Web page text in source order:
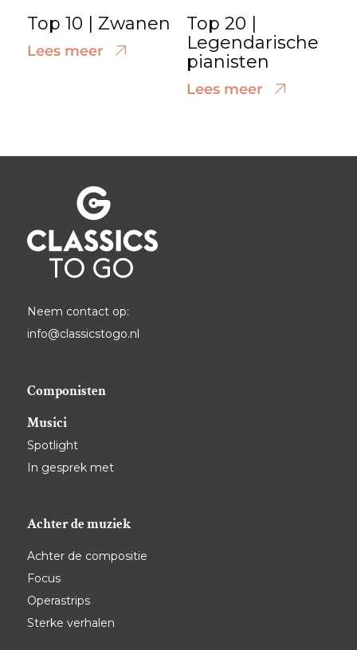
Top 10 | Zwanen
Lees meer
Top 20 |
Legendarische
pianisten
Lees meer
Neem contact op:
info@classicstogo.nl
Componisten
Musici
Spotlight
In gesprek met
Achter de muziek
Achter de compositie
Focus
Operastrips
Sterke verhalen